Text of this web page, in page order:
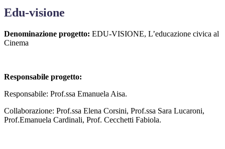
Edu-visione
Denominazione progetto: EDU-VISIONE, L’educazione civica al
Cinema
Responsabile progetto:
Responsabile: Prof.ssa Emanuela Aisa.
Collaborazione: Prof.ssa Elena Corsini, Prof.ssa Sara Lucaroni,
Prof.Emanuela Cardinali, Prof. Cecchetti Fabiola.